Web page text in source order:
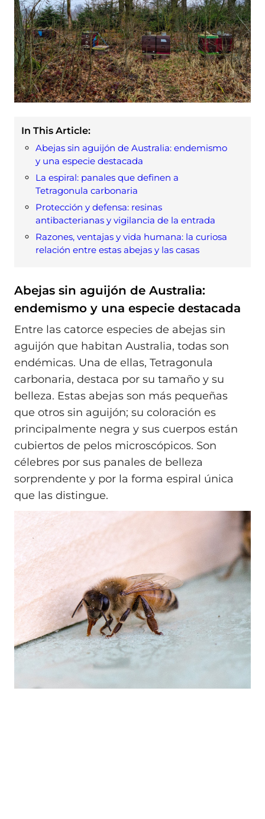
In This Article:
Abejas sin aguijón de Australia: endemismo
y una especie destacada
La espiral: panales que definen a
Tetragonula carbonaria
Protección y defensa: resinas
antibacterianas y vigilancia de la entrada
Razones, ventajas y vida humana: la curiosa
relación entre estas abejas y las casas
Abejas sin aguijón de Australia:
endemismo y una especie destacada
Entre las catorce especies de abejas sin
aguijón que habitan Australia, todas son
endémicas. Una de ellas, Tetragonula
carbonaria, destaca por su tamaño y su
belleza. Estas abejas son más pequeñas
que otros sin aguijón; su coloración es
principalmente negra y sus cuerpos están
cubiertos de pelos microscópicos. Son
célebres por sus panales de belleza
sorprendente y por la forma espiral única
que las distingue.